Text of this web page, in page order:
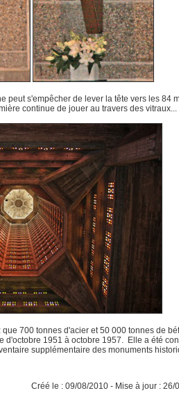
peut s'empêcher de lever la tête vers les 84
continue de jouer au travers des vitraux...
700 tonnes d'acier et 50 000 tonnes de
d'octobre 1951 à octobre 1957. Elle a été
supplémentaire des monuments
Créé le : 09/08/2010 - Mise à jour : 26/